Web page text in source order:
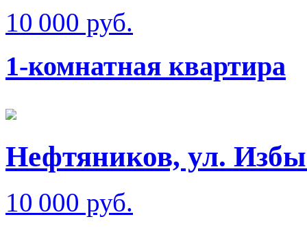
10 000 руб.
1-комнатная квартира
Нефтяников, ул.
10 000 руб.